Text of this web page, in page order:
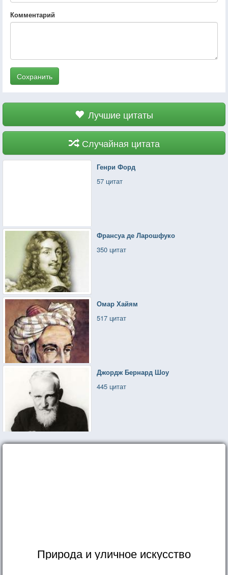
Комментарий
Сохранить
Лучшие цитаты
Случайная цитата
Генри Форд
57 цитат
Франсуа де Ларошфуко
350 цитат
Омар Хайям
517 цитат
Джордж Бернард Шоу
445 цитат
Природа и уличное искусство